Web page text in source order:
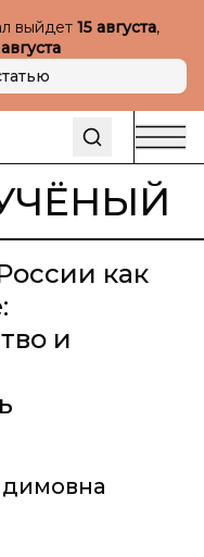
выйдет 15 августа,
как
и